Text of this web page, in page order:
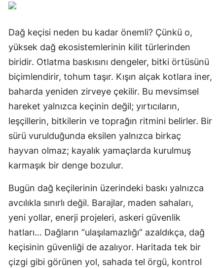
Dağ keçisi neden bu kadar önemli? Çünkü o,
yüksek dağ ekosistemlerinin kilit türlerinden
biridir. Otlatma baskısını dengeler, bitki örtüsünü
biçimlendirir, tohum taşır. Kışın alçak kotlara iner,
baharda yeniden zirveye çekilir. Bu mevsimsel
hareket yalnızca keçinin değil; yırtıcıların,
leşçillerin, bitkilerin ve toprağın ritmini belirler. Bir
sürü vurulduğunda eksilen yalnızca birkaç
hayvan olmaz; kayalık yamaçlarda kurulmuş
karmaşık bir denge bozulur.
Bugün dağ keçilerinin üzerindeki baskı yalnızca
avcılıkla sınırlı değil. Barajlar, maden sahaları,
yeni yollar, enerji projeleri, askeri güvenlik
hatları… Dağların “ulaşılamazlığı” azaldıkça, dağ
keçisinin güvenliği de azalıyor. Haritada tek bir
çizgi gibi görünen yol, sahada tel örgü, kontrol